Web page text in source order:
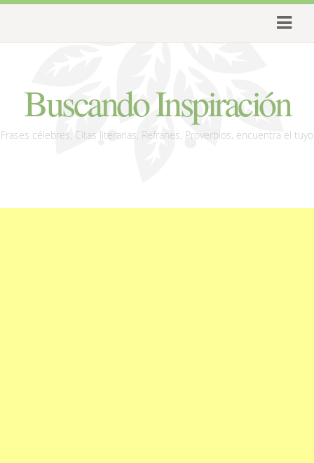
Buscando Inspiración
Frases célebres, Citas literarias, Refranes, Proverbios, encuentra el tuyo